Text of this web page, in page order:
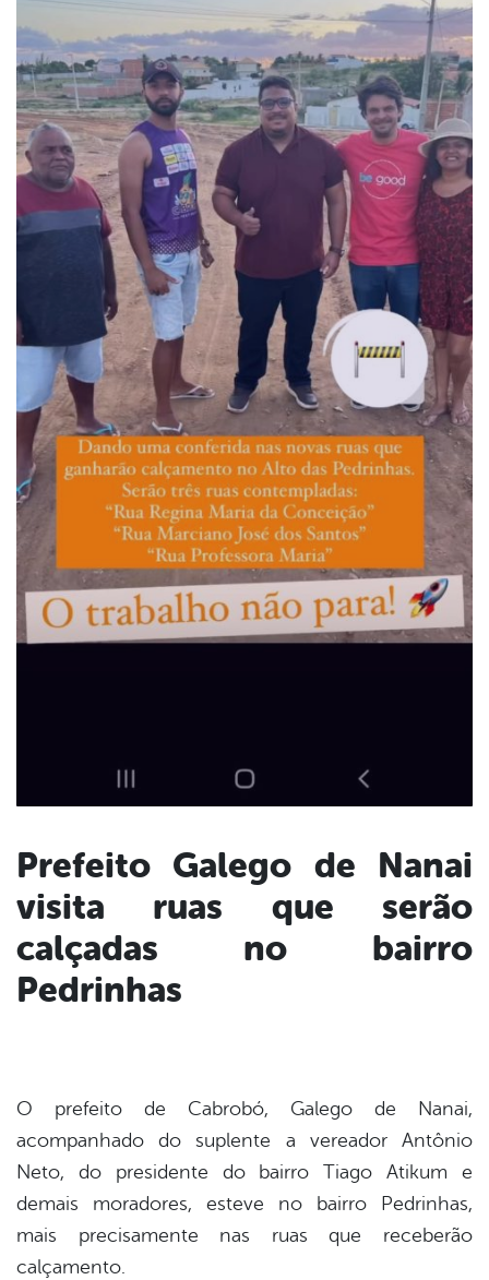
Prefeito Galego de Nanai
visita ruas que serão
calçadas no bairro
Pedrinhas
O prefeito de Cabrobó, Galego de Nanai,
acompanhado do suplente a vereador Antônio
Neto, do presidente do bairro Tiago Atikum e
demais moradores, esteve no bairro Pedrinhas,
mais precisamente nas ruas que receberão
calçamento.